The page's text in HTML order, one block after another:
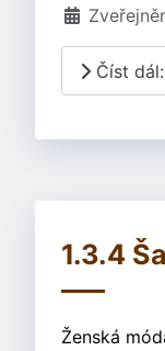
Číst
1.3.4
Ženská